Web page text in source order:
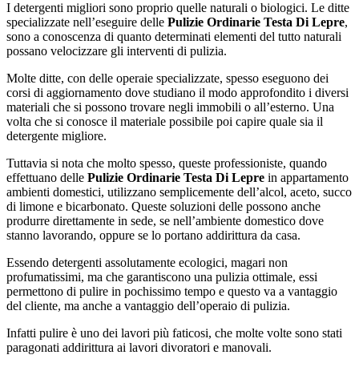
I detergenti migliori sono proprio quelle naturali o biologici. Le ditte
specializzate nell’eseguire delle Pulizie Ordinarie Testa Di Lepre,
sono a conoscenza di quanto determinati elementi del tutto naturali
possano velocizzare gli interventi di pulizia.
Molte ditte, con delle operaie specializzate, spesso eseguono dei
corsi di aggiornamento dove studiano il modo approfondito i diversi
materiali che si possono trovare negli immobili o all’esterno. Una
volta che si conosce il materiale possibile poi capire quale sia il
detergente migliore.
Tuttavia si nota che molto spesso, queste professioniste, quando
effettuano delle Pulizie Ordinarie Testa Di Lepre in appartamento
ambienti domestici, utilizzano semplicemente dell’alcol, aceto, succo
di limone e bicarbonato. Queste soluzioni delle possono anche
produrre direttamente in sede, se nell’ambiente domestico dove
stanno lavorando, oppure se lo portano addirittura da casa.
Essendo detergenti assolutamente ecologici, magari non
profumatissimi, ma che garantiscono una pulizia ottimale, essi
permettono di pulire in pochissimo tempo e questo va a vantaggio
del cliente, ma anche a vantaggio dell’operaio di pulizia.
Infatti pulire è uno dei lavori più faticosi, che molte volte sono stati
paragonati addirittura ai lavori divoratori e manovali.